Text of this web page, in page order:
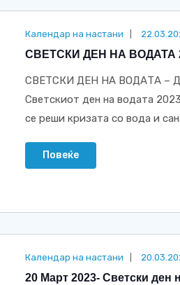
Календар на настани
СВЕТСКИ ДЕН НА ВОДАТА
СВЕТСКИ ДЕН НА ВОДАТА –
Светскиот ден на водата
се реши кризата со вода и
Повеќе
Календар на настани
20 Март 2023- Светски ден